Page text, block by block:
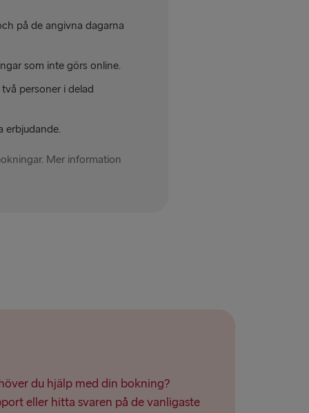
på de angivna dagarna
som inte görs online.
personer i delad
erbjudande.
Mer information
du hjälp med din bokning?
eller hitta svaren på de vanligaste